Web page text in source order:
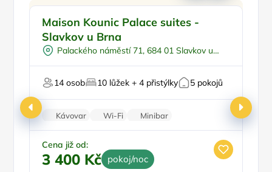
V centru města
Masáže
Pro svatby a oslavy
Klimatizace
Maison Kounic Palace suites -
Slavkov u Brna
Palackého náměstí 71, 684 01 Slavkov u
14 osob
10 lůžek + 4 přistýlky 5 pokojů
Kávovar Wi-Fi
Minibar
Požární hlásič
Zatemňující žaluzie
Cena již od:
3 400 Kč pokoj/noc